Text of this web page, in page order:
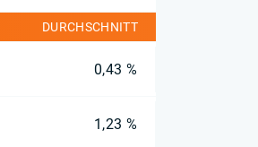
DURCHSCHNITT
0,43 %
1,23 %